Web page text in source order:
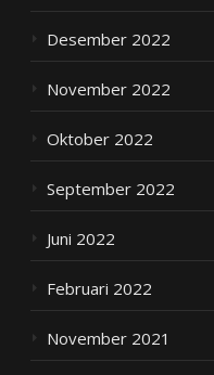
Desember 2022
November 2022
Oktober 2022
September 2022
Juni 2022
Februari 2022
November 2021